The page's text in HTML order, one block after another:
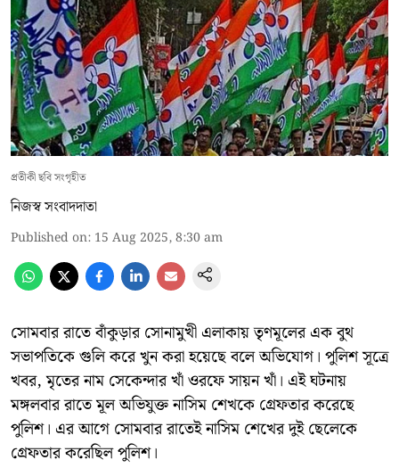
প্রতীকী ছবি সংগৃহীত
নিজস্ব সংবাদদাতা
Published on: 15 Aug 2025, 8:30 am
সোমবার রাতে বাঁকুড়ার সোনামুখী এলাকায় তৃণমূলের এক বুথ
সভাপতিকে গুলি করে খুন করা হয়েছে বলে অভিযোগ। পুলিশ সূত্রে
খবর, মৃতের নাম সেকেন্দার খাঁ ওরফে সায়ন খাঁ। এই ঘটনায়
মঙ্গলবার রাতে মূল অভিযুক্ত নাসিম শেখকে গ্রেফতার করেছে
পুলিশ। এর আগে সোমবার রাতেই নাসিম শেখের দুই ছেলেকে
গ্রেফতার করেছিল পুলিশ।